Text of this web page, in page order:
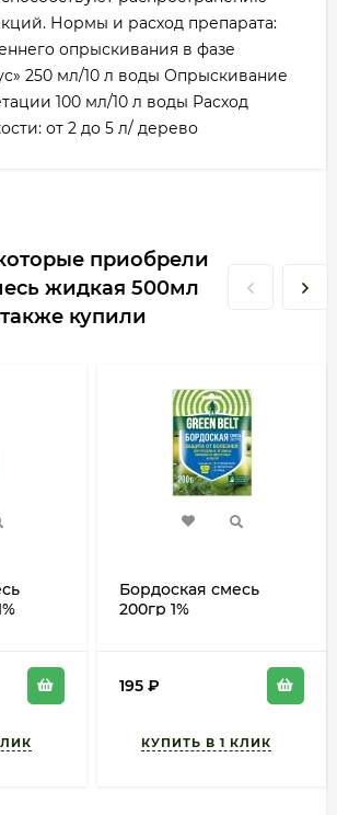
Нормы и расход препарата:
опрыскивания в фазе
250 мл/10 л воды Опрыскивание
100 мл/10 л воды Расход
от 2 до 5 л/ дерево
приобрели
жидкая 500мл
также купили
Бордоская смесь
200гр 1%
195 ₽